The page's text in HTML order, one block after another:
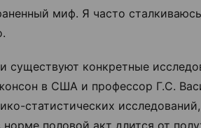
миф. Я часто
существуют конкретные
в США и профессор Г.С.
статистических
норме половой акт длится от